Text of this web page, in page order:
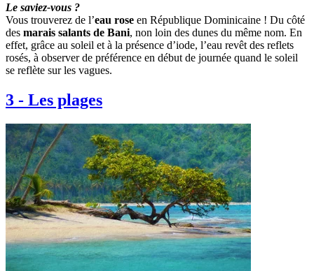
Le saviez-vous ?
Vous trouverez de l’eau rose en République Dominicaine ! Du côté
des marais salants de Bani, non loin des dunes du même nom. En
effet, grâce au soleil et à la présence d’iode, l’eau revêt des reflets
rosés, à observer de préférence en début de journée quand le soleil
se reflète sur les vagues.
3 - Les plages